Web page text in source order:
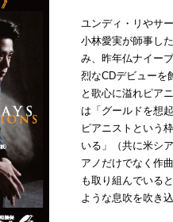
ユンディ・リやサ
小林愛実が師事し
み、昨年仏ナイー
烈なCDデビューを
と歌心に溢れピア
は「グールドを想
ピアニストという
いる」（共に米シ
アノだけでなく作
も取り組んでいる
ような息吹を吹き